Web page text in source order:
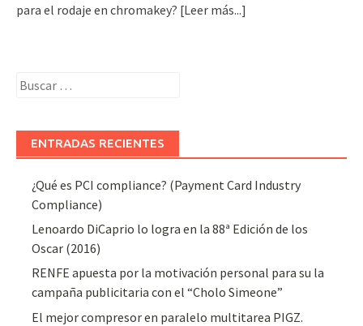
para el rodaje en chromakey? [Leer más...]
Buscar:
ENTRADAS RECIENTES
¿Qué es PCI compliance? (Payment Card Industry
Compliance)
Lenoardo DiCaprio lo logra en la 88ª Edición de los
Oscar (2016)
RENFE apuesta por la motivación personal para su la
campaña publicitaria con el “Cholo Simeone”
El mejor compresor en paralelo multitarea PIGZ.